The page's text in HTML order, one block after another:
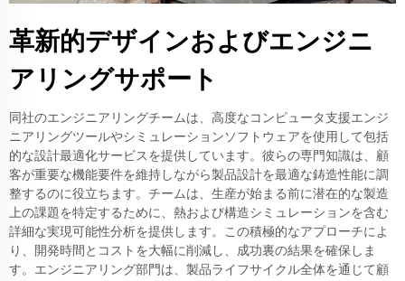
革新的デザインおよびエンジニ
アリングサポート
同社のエンジニアリングチームは、高度なコンピュータ支援エンジ
ニアリングツールやシミュレーションソフトウェアを使用して包括
的な設計最適化サービスを提供しています。彼らの専門知識は、顧
客が重要な機能要件を維持しながら製品設計を最適な鋳造性能に調
整するのに役立ちます。チームは、生産が始まる前に潜在的な製造
上の課題を特定するために、熱および構造シミュレーションを含む
詳細な実現可能性分析を提供します。この積極的なアプローチによ
り、開発時間とコストを大幅に削減し、成功裏の結果を確保しま
す。エンジニアリング部門は、製品ライフサイクル全体を通じて顧